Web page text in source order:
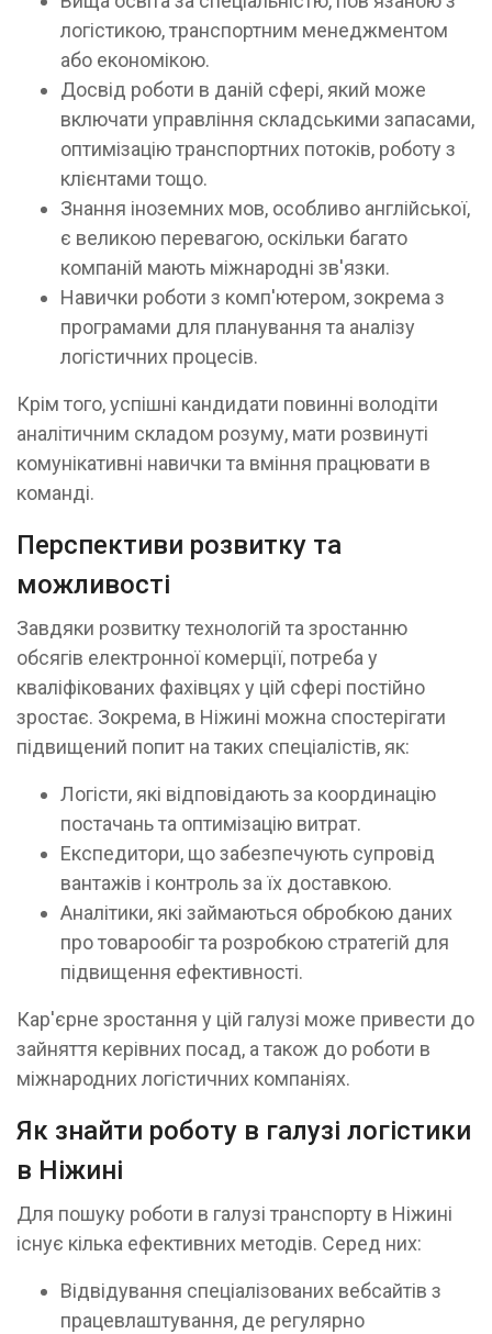
логістикою, транспортним менеджментом
або економікою.
Досвід роботи в даній сфері, який може
включати управління складськими запасами,
оптимізацію транспортних потоків, роботу з
клієнтами тощо.
Знання іноземних мов, особливо англійської,
є великою перевагою, оскільки багато
компаній мають міжнародні зв'язки.
Навички роботи з комп'ютером, зокрема з
програмами для планування та аналізу
логістичних процесів.
Крім того, успішні кандидати повинні володіти
аналітичним складом розуму, мати розвинуті
комунікативні навички та вміння працювати в
команді.
Перспективи розвитку та
можливості
Завдяки розвитку технологій та зростанню
обсягів електронної комерції, потреба у
кваліфікованих фахівцях у цій сфері постійно
зростає. Зокрема, в Ніжині можна спостерігати
підвищений попит на таких спеціалістів, як:
Логісти, які відповідають за координацію
постачань та оптимізацію витрат.
Експедитори, що забезпечують супровід
вантажів і контроль за їх доставкою.
Аналітики, які займаються обробкою даних
про товарообіг та розробкою стратегій для
підвищення ефективності.
Кар'єрне зростання у цій галузі може привести до
зайняття керівних посад, а також до роботи в
міжнародних логістичних компаніях.
Як знайти роботу в галузі логістики
в Ніжині
Для пошуку роботи в галузі транспорту в Ніжині
існує кілька ефективних методів. Серед них:
Відвідування спеціалізованих вебсайтів з
працевлаштування, де регулярно